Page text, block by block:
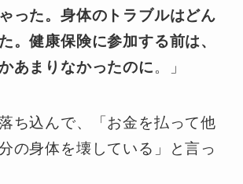
った。身体のトラブルはどん
。健康保険に参加する前は、
あまりなかったのに。」
ち込んで、「お金を払って他
の身体を壊している」と言っ